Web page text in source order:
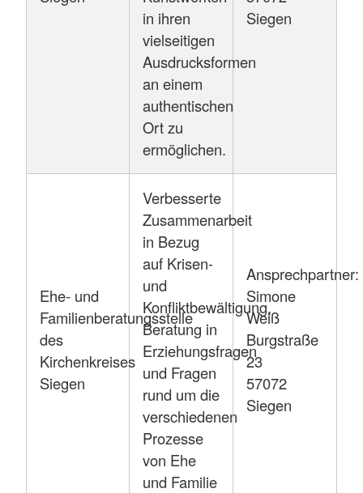
in ihren
vielseitigen
Ausdrucksformen
an einem
authentischen
Ort zu
ermöglichen.
Siegen
Ehe- und
Familienberatungsstelle
des
Kirchenkreises
Siegen
Verbesserte
Zusammenarbeit
in Bezug
auf Krisen-
und
Konfliktbewältigung,
Beratung in
Erziehungsfragen
und Fragen
rund um die
verschiedenen
Prozesse
von Ehe
und Familie
Ansprechpartner:
Simone
Weiß
Burgstraße
23
57072
Siegen